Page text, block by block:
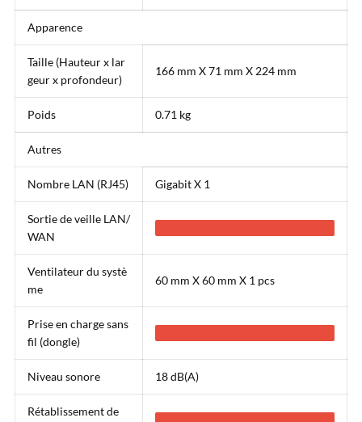
Apparence
Taille (Hauteur x lar
geur x profondeur)
166 mm X 71 mm X 224 mm
Poids 0.71 kg
Autres
Nombre LAN (RJ45) Gigabit X 1
Sortie de veille LAN/
WAN
Ventilateur du systè
me
60 mm X 60 mm X 1 pcs
Prise en charge sans
fil (dongle)
Niveau sonore 18 dB(A)
Rétablissement de